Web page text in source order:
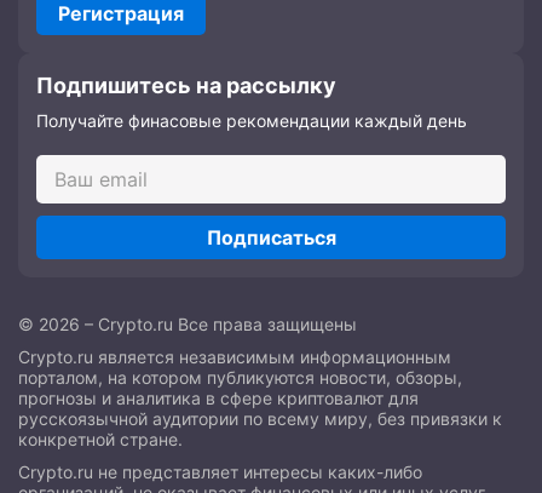
Регистрация
Подпишитесь на рассылку
Получайте финасовые рекомендации каждый день
Подписаться
© 2026 – Crypto.ru Все права защищены
Crypto.ru является независимым информационным
порталом, на котором публикуются новости, обзоры,
прогнозы и аналитика в сфере криптовалют для
русскоязычной аудитории по всему миру, без привязки к
конкретной стране.
Crypto.ru не представляет интересы каких-либо